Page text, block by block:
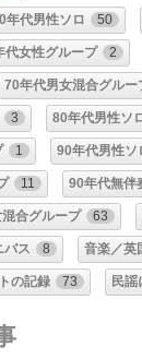
年代男性ソロ 50
代女性グループ 2
70年代男女混合グルー
3 80年代男性ソ
1 90年代男性ソ
11 90年代無伴
合グループ 63
バス 8 音楽／英
の記録 73 民